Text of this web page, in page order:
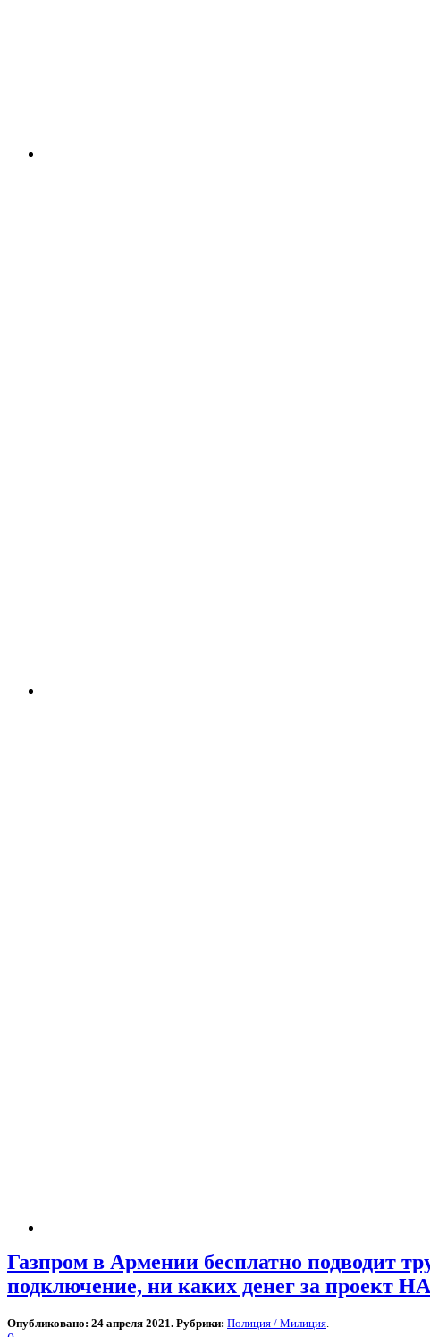
Газпром в Армении бесплатно подводит
подключение, ни каких денег за проект
Опубликовано: 24 апреля 2021. Рубрики: Полиция / Милиция